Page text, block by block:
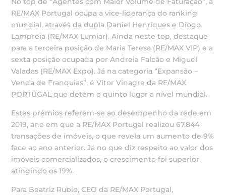
RE/MAX Portugal ocupa a vice-liderança do ranking
mundial, através da dupla Daniel Henriques e Diogo
Lampreia (RE/MAX Lumiar). Ainda neste top, destaque
para a terceira posição de Maria Teresa (RE/MAX VIP) e a
sexta posição ocupada por Andreia Falcão e Miguel
Valadas (RE/MAX Expo). Já na categoria “Expansão –
Venda de Franquias”, é Vítor Vinagre da RE/MAX
PORTUGAL que detém o quinto lugar a nível mundial.
Estes prémios referem-se ao desempenho da rede em
2019, ano em que a RE/MAX Portugal realizou 67.844
transações de imóveis, o que revela um aumento de 9%
face ao ano anterior. Já no que diz respeito ao valor dos
imóveis comercializados, o crescimento foi superior,
atingindo os 19%.
Para Beatriz Rubio, CEO da RE/MAX Portugal,